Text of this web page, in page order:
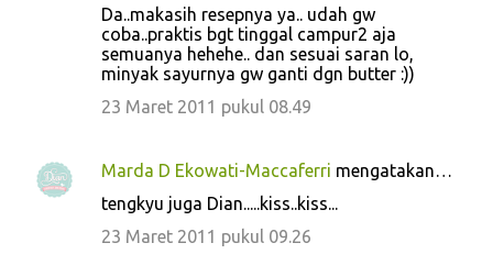
a
Da..makasih resepnya ya.. udah gw
coba..praktis bgt tinggal campur2 aja
semuanya hehehe.. dan sesuai saran lo,
minyak sayurnya gw ganti dgn butter :))
23 Maret 2011 pukul 08.49
Marda D Ekowati-Maccaferri mengatakan…
tengkyu juga Dian.....kiss..kiss...
23 Maret 2011 pukul 09.26